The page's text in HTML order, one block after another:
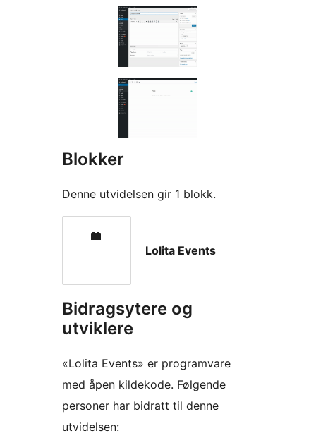
Blokker
Denne utvidelsen gir 1 blokk.
Lolita Events
Bidragsytere og
utviklere
«Lolita Events» er programvare
med åpen kildekode. Følgende
personer har bidratt til denne
utvidelsen: